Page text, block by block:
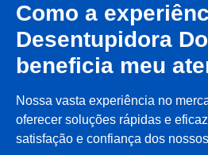
Como a
Desentupidora
beneficia meu
Nossa vasta experiência no
oferecer soluções rápidas e
satisfação e confiança dos